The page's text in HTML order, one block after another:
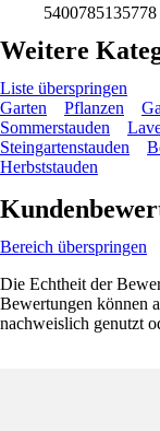
5400785135778
Weitere
Liste überspringen
Garten
Pflanzen
Sommerstauden
Steingartenstauden
Herbststauden
Bereich überspringen
Die Echtheit der
Bewertungen können
nachweislich genutzt